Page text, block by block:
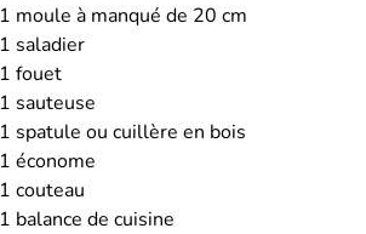
1 moule à manqué de 20 cm
1 saladier
1 fouet
1 sauteuse
1 spatule ou cuillère en bois
1 économe
1 couteau
1 balance de cuisine